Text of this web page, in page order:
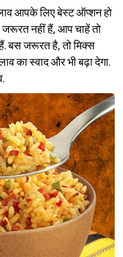
आपके लिए बेस्ट ऑप्शन हो
नहीं हैं, आप चाहें तो
बस जरूरत है, तो मिक्स
का स्वाद और भी बढ़ा देगा.